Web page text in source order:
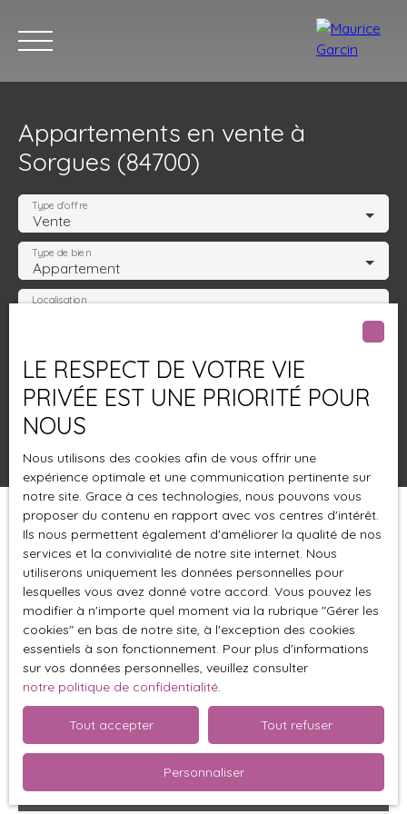
Nos annonces Nos
Appartements en vente à
Sorgues (84700)
Vente
Type d'offre
Appartement
Type de bien
Localisation
Surface min (m²)
Rechercher
Pertinence
Trier par Créer une alerte
Sous compromis
Sous compromis
LE RESPECT DE VOTRE VIE
PRIVÉE EST UNE PRIORITÉ POUR
NOUS
Nous utilisons des cookies afin de vous offrir une
expérience optimale et une communication pertinente sur
notre site. Grace à ces technologies, nous pouvons vous
proposer du contenu en rapport avec vos centres d'intérêt.
Ils nous permettent également d'améliorer la qualité de nos
services et la convivialité de notre site internet. Nous
utiliserons uniquement les données personnelles pour
lesquelles vous avez donné votre accord. Vous pouvez les
modifier à n'importe quel moment via la rubrique ″Gérer les
cookies″ en bas de notre site, à l'exception des cookies
essentiels à son fonctionnement. Pour plus d'informations
sur vos données personnelles, veuillez consulter
notre politique de confidentialité.
Tout accepter Tout refuser
Personnaliser